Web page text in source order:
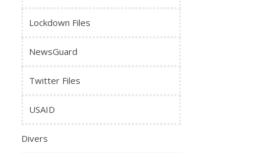
Lockdown Files
NewsGuard
Twitter Files
USAID
Divers